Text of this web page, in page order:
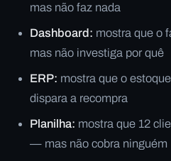
mas não faz nada
Dashboard: mostra que o
mas não investiga por quê
ERP: mostra que o
dispara a recompra
Planilha: mostra que 12
— mas não cobra ninguém